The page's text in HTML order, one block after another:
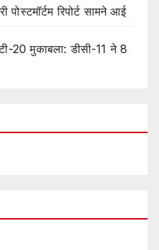
पोस्टमॉर्टम रिपोर्ट सामने आई
20 मुकाबला: डीसी-11 ने 8